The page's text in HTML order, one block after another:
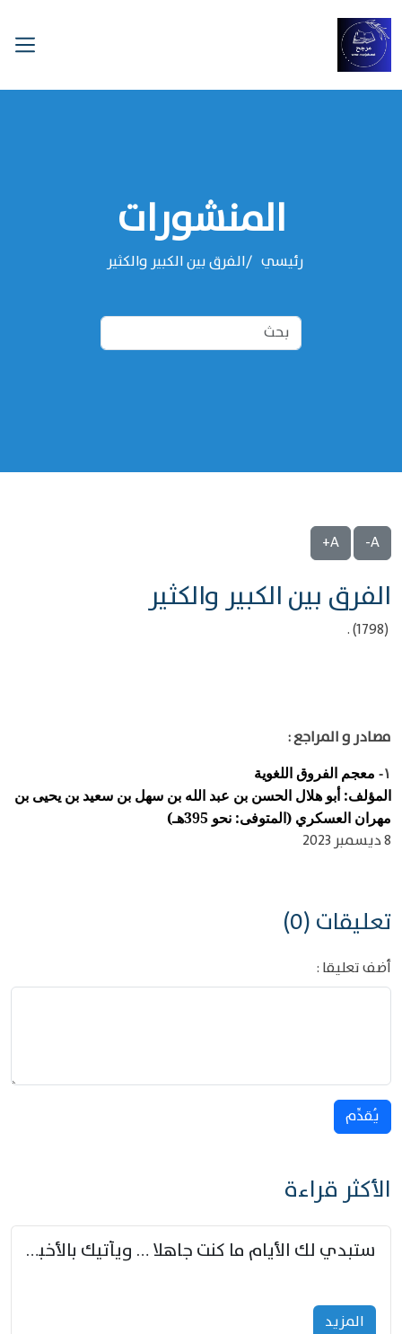
المنشورات
رئيسي الفرق بين الكبير والكثير
A-
A+
الفرق بين الكبير والكثير
(1798) .
مصادر و المراجع :
١-
معجم الفروق اللغوية
المؤلف: أبو هلال الحسن بن عبد الله بن سهل بن سعيد بن يحيى بن
مهران العسكري (المتوفى: نحو 395هـ)
8 ديسمبر 2023
تعليقات (0)
أضف تعليقا :
يُقدِّم
الأكثر قراءة
ستبدي لك الأيام ما كنت جاهلا … ويأتيك بالأخبار من لم تزوّد
المزید